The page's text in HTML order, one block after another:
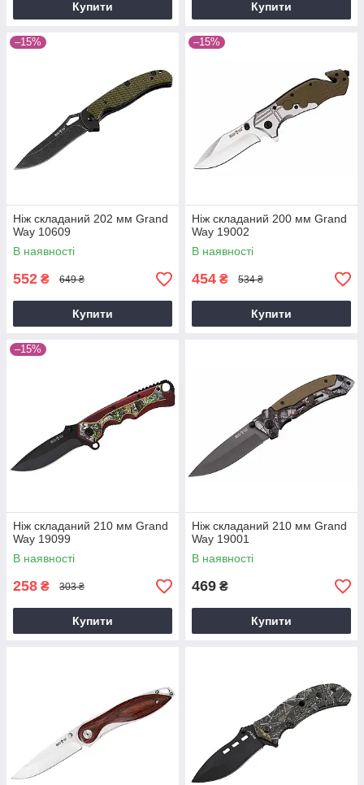
Купити Купити
–15%
Ніж складаний 202 мм Grand
Way 10609
В наявності
552 ₴ 649 ₴
Купити
–15%
Ніж складаний 200 мм Grand
Way 19002
В наявності
454 ₴ 534 ₴
Купити
–15%
Ніж складаний 210 мм Grand
Way 19099
В наявності
258 ₴ 303 ₴
Купити
Ніж складаний 210 мм Grand
Way 19001
В наявності
469 ₴
Купити